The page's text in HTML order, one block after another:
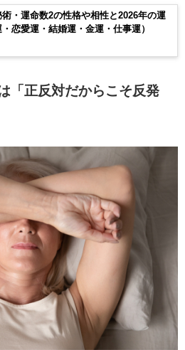
術・運命数2の性格や相性と2026年の運
恋愛運・結婚運・金運・仕事運）
「正反対だからこそ反発